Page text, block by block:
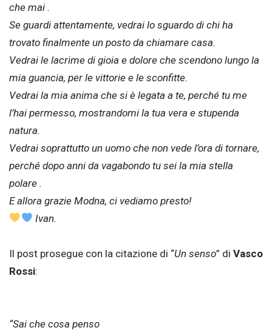
che mai .
Se guardi attentamente, vedrai lo sguardo di chi ha
trovato finalmente un posto da chiamare casa.
Vedrai le lacrime di gioia e dolore che scendono lungo la
mia guancia, per le vittorie e le sconfitte.
Vedrai la mia anima che si è legata a te, perché tu me
l’hai permesso, mostrandomi la tua vera e stupenda
natura.
Vedrai soprattutto un uomo che non vede l’ora di tornare,
perché dopo anni da vagabondo tu sei la mia stella
polare .
E allora grazie Modna, ci vediamo presto!
Ivan.
Il post prosegue con la citazione di “Un senso” di Vasco
Rossi:
“Sai che cosa penso